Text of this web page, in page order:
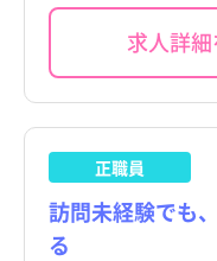
富山県
福井県
山梨県
葛飾区
八王子市
立川市
武蔵野市
葛飾区すべて
亀有駅
こだわりすべて
求人詳
正職員
訪問未経験でも
る
富山県
福井県
山梨県
葛飾区
八王子市
立川市
武蔵野市
葛飾区すべて
亀有駅
こだわりすべて